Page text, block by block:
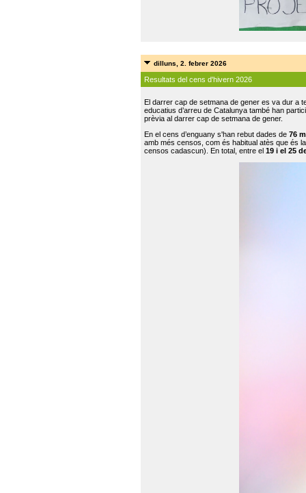
dilluns, 2. febrer 2026
Resultats del cens d'hivern 2026
El darrer cap de setmana de gener es va dur a
educatius d’arreu de Catalunya també han
prèvia al darrer cap de setmana de gener.
En el cens d’enguany s'han rebut dades de 76
amb més censos, com és habitual atès que és
censos cadascun). En total, entre el 19 i el 25